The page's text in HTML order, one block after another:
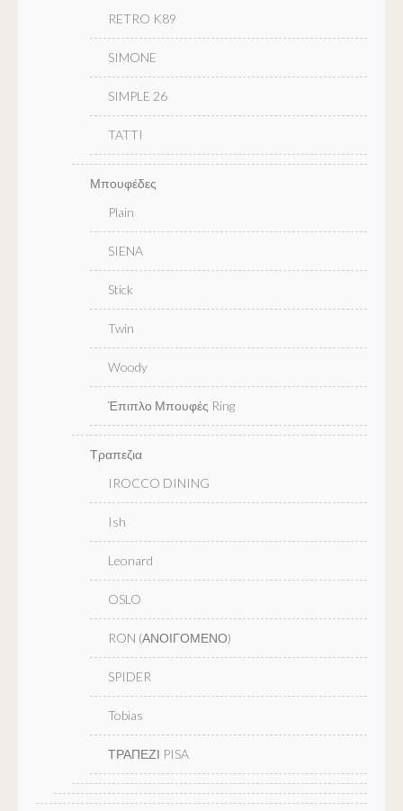
RETRO K89
SIMONE
SIMPLE 26
TATTI
Μπουφέδες
Plain
SIENA
Stick
Twin
Woody
Έπιπλο Μπουφές Ring
Τραπεζια
IROCCO DINING
Ish
Leonard
OSLO
RON (ΑΝΟΙΓΟΜΕΝΟ)
SPIDER
Tobias
ΤΡΑΠΕΖΙ PISA